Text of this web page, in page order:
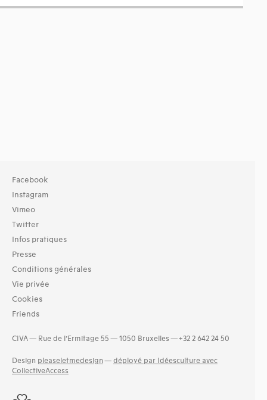
Facebook
Instagram
Vimeo
Twitter
Infos pratiques
Presse
Conditions générales
Vie privée
Cookies
Friends
CIVA — Rue de l’Ermitage 55 — 1050 Bruxelles — +32 2 642 24 50
Design pleaseletmedesign — déployé par Idéesculture avec
CollectiveAccess